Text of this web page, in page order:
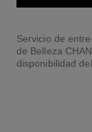
Servicio de
de Belleza
disponibilidad